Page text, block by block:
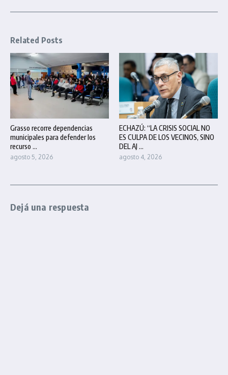
Related Posts
Grasso recorre dependencias
municipales para defender los
recurso ...
agosto 5, 2026
ECHAZÚ: “LA CRISIS SOCIAL NO
ES CULPA DE LOS VECINOS, SINO
DEL AJ ...
agosto 4, 2026
Dejá una respuesta